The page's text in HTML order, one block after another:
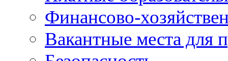
Финансово-
Вакантные места для